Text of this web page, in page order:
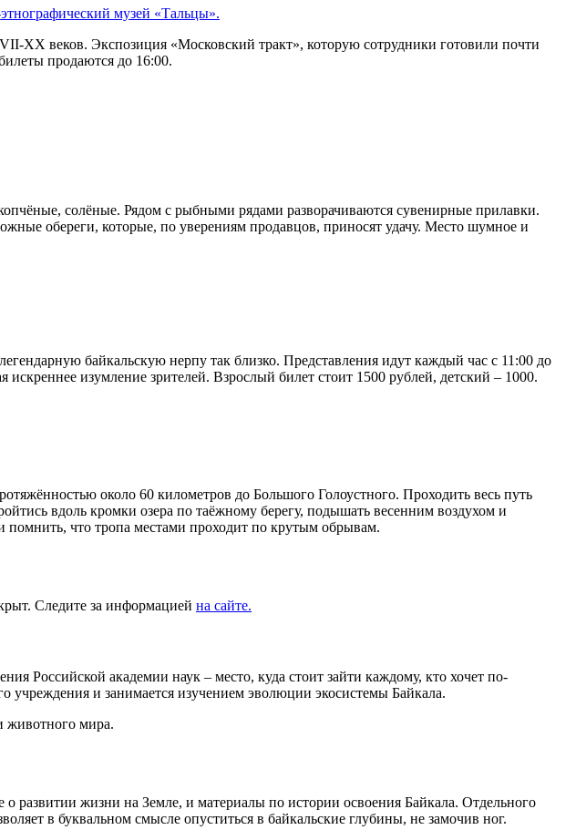
музей «Тальцы».
XX веков. Экспозиция «Московский тракт», которую сотрудники готовили почти
продаются до 16:00.
солёные. Рядом с рыбными рядами разворачиваются сувенирные прилавки.
обереги, которые, по уверениям продавцов, приносят удачу. Место шумное и
байкальскую нерпу так близко. Представления идут каждый час с 11:00 до
изумление зрителей. Взрослый билет стоит 1500 рублей, детский – 1000.
около 60 километров до Большого Голоустного. Проходить весь путь
вдоль кромки озера по таёжному берегу, подышать весенним воздухом и
помнить, что тропа местами проходит по крутым обрывам.
Следите за информацией на сайте.
Российской академии наук – место, куда стоит зайти каждому, кто хочет по-
учреждения и занимается изучением эволюции экосистемы Байкала.
животного мира.
развитии жизни на Земле, и материалы по истории освоения Байкала. Отдельного
в буквальном смысле опуститься в байкальские глубины, не замочив ног.